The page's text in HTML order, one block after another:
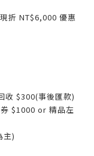
折 NT$6,000 優惠
收 $300(事後匯款)
$1000 or 精品左
主)